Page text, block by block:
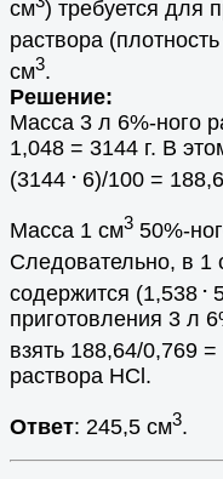
см ) требуется для
раствора
см3.
Решение:
Масса 3 л 6%-ного
1,048 = 3144 г. В
(3144 . 6)/100 =
Масса 1 см3 50%-
Следовательно, в 1
содержится (1,538 .
приготовления 3 л
взять 188,64/0,769
раствора HCl.
Ответ: 245,5 см3.